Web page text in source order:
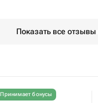
Показать все отзывы
Принимает бонусы